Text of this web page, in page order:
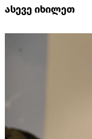
ასევე იხილეთ